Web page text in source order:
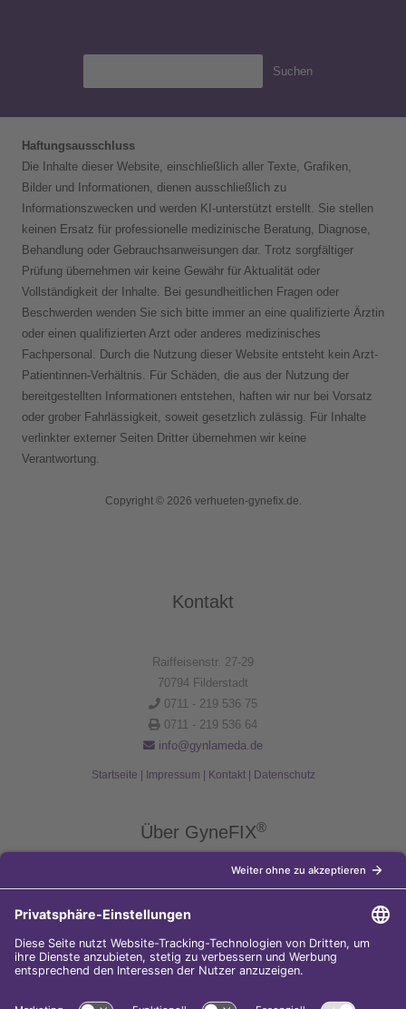
Suchen
Haftungsausschluss
Die Inhalte dieser Website, einschließlich aller Texte, Grafiken,
Bilder und Informationen, dienen ausschließlich zu
Informationszwecken und werden KI-unterstützt erstellt. Sie stellen
keinen Ersatz für professionelle medizinische Beratung, Diagnose,
Behandlung oder Gebrauchsanweisungen dar. Trotz sorgfältiger
Prüfung übernehmen wir keine Gewähr für Aktualität oder
Vollständigkeit der Inhalte. Bei gesundheitlichen Fragen oder
Beschwerden wenden Sie sich bitte immer an eine qualifizierte Ärztin
oder einen qualifizierten Arzt oder anderes medizinisches
Fachpersonal. Durch die Nutzung dieser Website entsteht kein Arzt-
Patientinnen-Verhältnis. Für Schäden, die aus der Nutzung der
bereitgestellten Informationen entstehen, haften wir nur bei Vorsatz
oder grober Fahrlässigkeit, soweit gesetzlich zulässig. Für Inhalte
verlinkter externer Seiten Dritter übernehmen wir keine
Verantwortung.
Copyright © 2026 verhueten-gynefix.de.
Kontakt
Raiffeisenstr. 27-29
70794 Filderstadt
0711 - 219 536 75
0711 - 219 536 64
info@gynlameda.de
Startseite Impressum Kontakt| Datenschutz
Über GyneFIX®
Die Kupferkette GyneFIX®bietet als Weiterentwicklung der
Kupferspirale Frauen jeden Alters eine moderne Verhütungsmethode
Sie wird wie eine konventionelle Spirale in die Gebärmutterhöhle
eingeführt und sorgt für einen langfristigen und sicheren